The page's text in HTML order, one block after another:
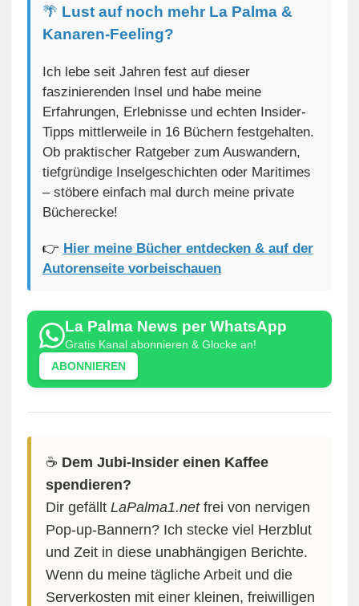
🌴 Lust auf noch mehr La Palma &
Kanaren-Feeling?
Ich lebe seit Jahren fest auf dieser
faszinierenden Insel und habe meine
Erfahrungen, Erlebnisse und echten Insider-
Tipps mittlerweile in 16 Büchern festgehalten.
Ob praktischer Ratgeber zum Auswandern,
tiefgründige Inselgeschichten oder Maritimes
– stöbere einfach mal durch meine private
Bücherecke!
👉 Hier meine Bücher entdecken & auf der
Autorenseite vorbeischauen
La Palma News per WhatsApp
Gratis Kanal abonnieren & Glocke an!
ABONNIEREN
☕️ Dem Jubi-Insider einen Kaffee
spendieren?
Dir gefällt LaPalma1.netfrei von nervigen
Pop-up-Bannern? Ich stecke viel Herzblut
und Zeit in diese unabhängigen Berichte.
Wenn du meine tägliche Arbeit und die
Serverkosten mit einer kleinen, freiwilligen